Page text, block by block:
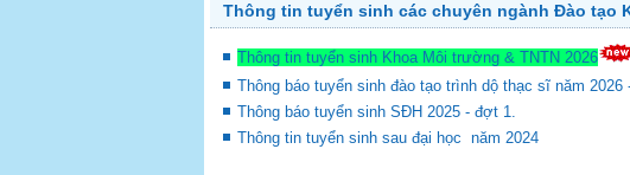
Thông tin tuyển sinh các chuyên ngành Đào tạo
Thông tin tuyển sinh Khoa Môi trường & TNTN 2026
Thông báo tuyển sinh đào tạo trình dộ thạc sĩ năm 2026
Thông báo tuyển sinh SĐH 2025 - đợt 1.
Thông tin tuyển sinh sau đại học năm 2024